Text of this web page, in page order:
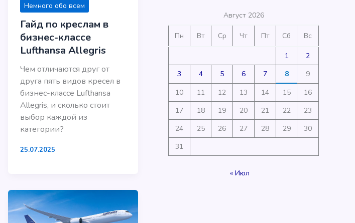
Немного обо всем
Гайд по креслам в
бизнес-классе
Lufthansa Allegris
Чем отличаются друг от
друга пять видов кресел в
бизнес-классе Lufthansa
Allegris, и сколько стоит
выбор каждой из
категории?
25.07.2025
Август 2026
Пн Вт Ср Чт Пт Сб Вс
1
2
3
4 5 6 7 8
9
10
11 12 13 14 15
16
17
18 19 20 21 22
23
24
25 26 27 28 29
30
31
« Июл